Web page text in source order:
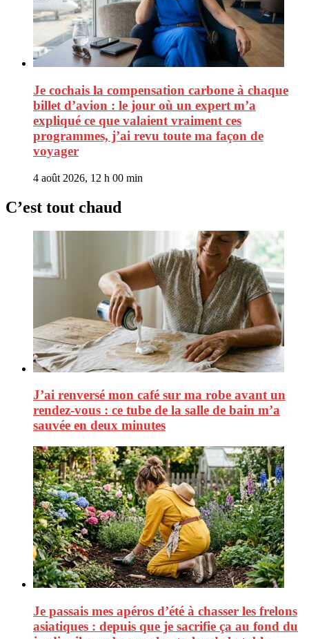
Je cochais la compensation carbone à chaque
billet d’avion : le jour où un expert m’a
expliqué ce que valaient vraiment ces
programmes, j’ai revu toute ma façon de
voyager
4 août 2026, 12 h 00 min
C’est tout chaud
J’ai renversé mon café sur ma robe avant un
rendez-vous : ce tube de la salle de bain m’a
sauvée en deux minutes
Je passais mes apéros d’été à chasser les frelons
asiatiques : depuis que je sacrifie ça au fond du